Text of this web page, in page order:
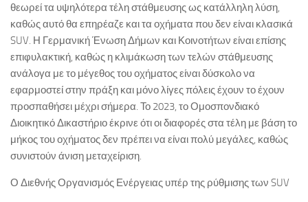
θεωρεί τα υψηλότερα τέλη στάθμευσης ως κατάλληλη λύση,
καθώς αυτό θα επηρέαζε και τα οχήματα που δεν είναι κλασικά
SUV. Η Γερμανική Ένωση Δήμων και Κοινοτήτων είναι επίσης
επιφυλακτική, καθώς η κλιμάκωση των τελών στάθμευσης
ανάλογα με το μέγεθος του οχήματος είναι δύσκολο να
εφαρμοστεί στην πράξη και μόνο λίγες πόλεις έχουν το έχουν
προσπαθήσει μέχρι σήμερα. Το 2023, το Ομοσπονδιακό
Διοικητικό Δικαστήριο έκρινε ότι οι διαφορές στα τέλη με βάση το
μήκος του οχήματος δεν πρέπει να είναι πολύ μεγάλες, καθώς
συνιστούν άνιση μεταχείριση.
Ο Διεθνής Οργανισμός Ενέργειας υπέρ της ρύθμισης των SUV